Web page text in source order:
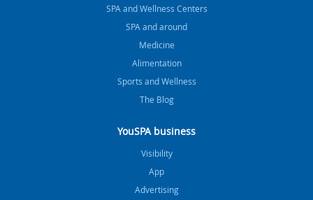
SPA and Wellness Centers
SPA and around
Medicine
Alimentation
Sports and Wellness
The Blog
YouSPA business
Visibility
App
Advertising